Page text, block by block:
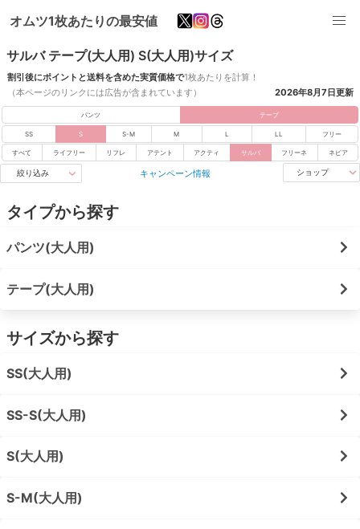
オムツ1枚あたりの最安値
サルバ テープ(大人用) S(大人用)サイズ
割引後にポイントと送料を含めた実質価格で1枚あたりを計算！
（本ページのリンクには広告が含まれています）
2026年8月7日更新
パンツ テープ
SS S S-M M L LL フリー
すべて ライフリー リフレ アテント アクティ サルバ フリーネ ネピア
絞り込み キャンペーン情報 ショップ
タイプから探す
パンツ(大人用)
テープ(大人用)
サイズから探す
SS(大人用)
SS-S(大人用)
S(大人用)
S-M(大人用)